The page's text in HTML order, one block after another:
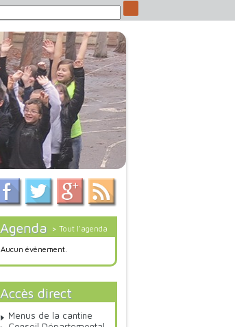
Agenda > Tout l'agenda
Aucun évènement.
Accès direct
Menus de la cantine